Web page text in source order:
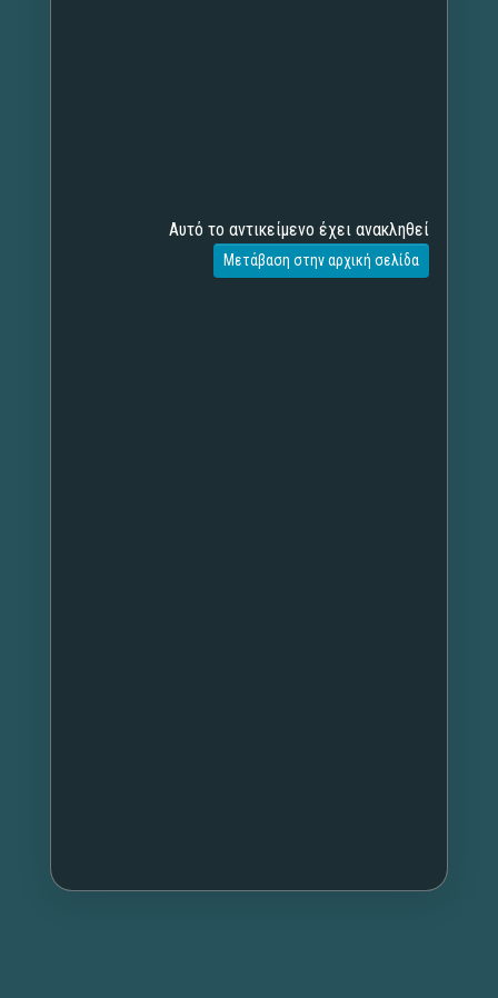
Αυτό το αντικείμενο έχει ανακληθεί
Μετάβαση στην αρχική σελίδα